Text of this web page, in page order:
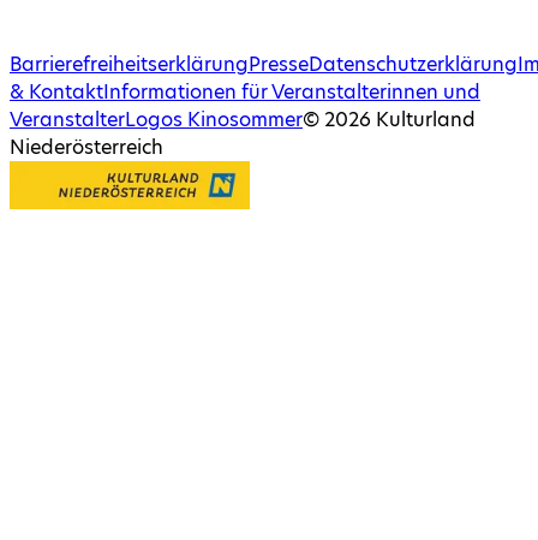
BarrierefreiheitserklärungPresseDatenschutzerklärung
& KontaktInformationen für Veranstalterinnen und
VeranstalterLogos Kinosommer© 2026 Kulturland
Niederösterreich